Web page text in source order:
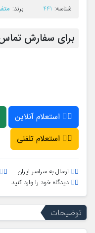
ﺷﻨﺎﺳﻪ: 441 ﺑﺮﻧﺪ:
برای سفارش
استعلام آنلاین
استعلام تلفنی
ارسال به سراسر ایران
دیدگاه خود را وارد کنید
توضیحات